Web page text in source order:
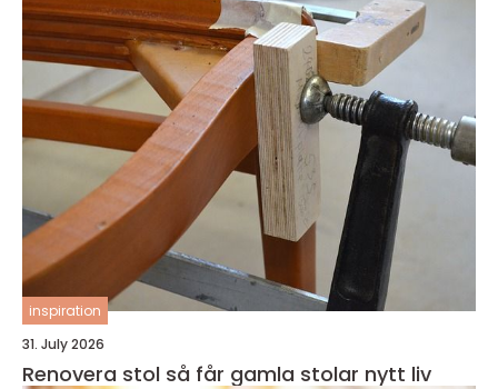
inspiration
31. July 2026
Renovera stol så får gamla stolar nytt liv